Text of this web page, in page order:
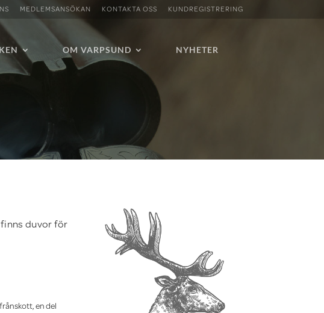
MEDLEMSANSÖKAN KONTAKTA OSS KUNDREGISTRERING
OM VARPSUND NYHETER
duvor för
en del